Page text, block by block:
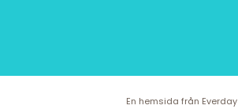
En hemsida från Everday